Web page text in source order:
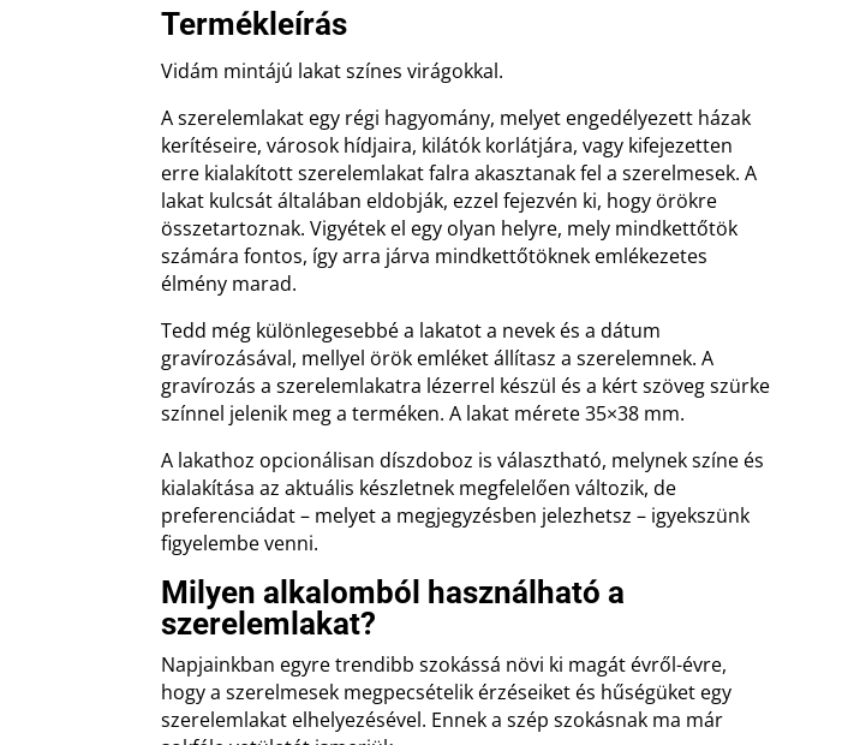
Termékleírás
Vidám mintájú lakat színes virágokkal.
A szerelemlakat egy régi hagyomány, melyet engedélyezett házak
kerítéseire, városok hídjaira, kilátók korlátjára, vagy kifejezetten
erre kialakított szerelemlakat falra akasztanak fel a szerelmesek. A
lakat kulcsát általában eldobják, ezzel fejezvén ki, hogy örökre
összetartoznak. Vigyétek el egy olyan helyre, mely mindkettőtök
számára fontos, így arra járva mindkettőtöknek emlékezetes
élmény marad.
Tedd még különlegesebbé a lakatot a nevek és a dátum
gravírozásával, mellyel örök emléket állítasz a szerelemnek. A
gravírozás a szerelemlakatra lézerrel készül és a kért szöveg szürke
színnel jelenik meg a terméken. A lakat mérete 35×38 mm.
A lakathoz opcionálisan díszdoboz is választható, melynek színe és
kialakítása az aktuális készletnek megfelelően változik, de
preferenciádat – melyet a megjegyzésben jelezhetsz – igyekszünk
figyelembe venni.
Milyen alkalomból használható a
szerelemlakat?
Napjainkban egyre trendibb szokássá növi ki magát évről-évre,
hogy a szerelmesek megpecsételik érzéseiket és hűségüket egy
szerelemlakat elhelyezésével. Ennek a szép szokásnak ma már